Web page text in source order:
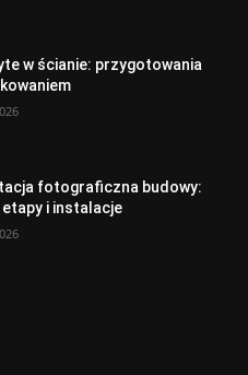
w ścianie: przygotowania
fotograficzna budowy:
i instalacje